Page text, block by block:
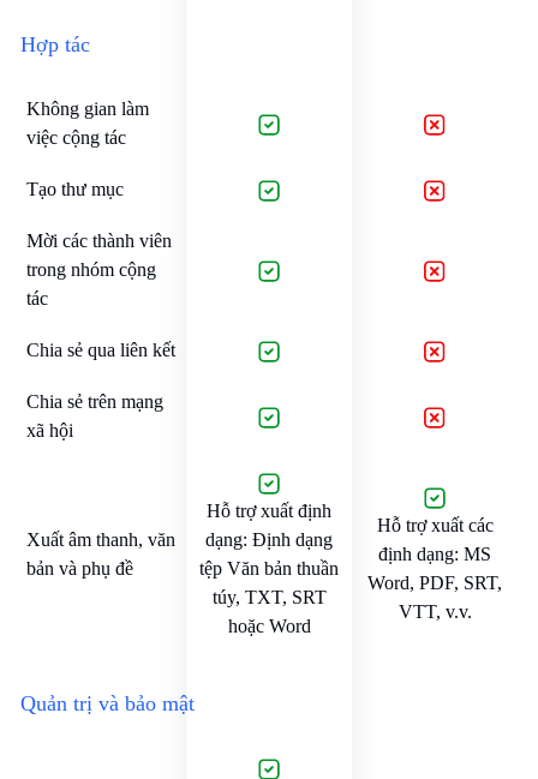
Hợp tác
Không gian làm
việc cộng tác
Tạo thư mục
Mời các thành viên
trong nhóm cộng
tác
Chia sẻ qua liên kết
Chia sẻ trên mạng
xã hội
Xuất âm thanh, văn
bản và phụ đề
Hỗ trợ xuất định
dạng: Định dạng
tệp Văn bản thuần
túy, TXT, SRT
hoặc Word
Hỗ trợ xuất các
định dạng: MS
Word, PDF, SRT,
VTT, v.v.
Quản trị và bảo mật